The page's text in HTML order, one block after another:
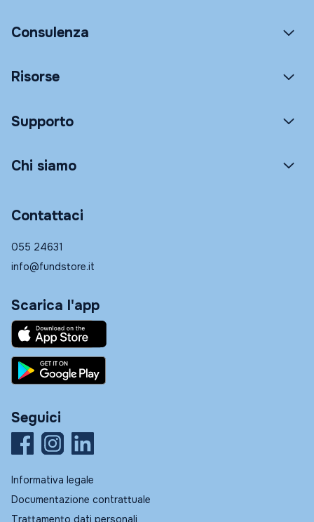
Consulenza
Risorse
Supporto
Chi siamo
Contattaci
055 24631
info@fundstore.it
Scarica l'app
Seguici
Informativa legale
Documentazione contrattuale
Trattamento dati personali